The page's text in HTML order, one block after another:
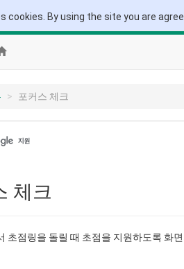
cookies. By using the site you are
포커스 체크
체크
초점링을 돌릴 때 초점을 지원하도록 화